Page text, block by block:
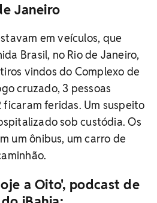
Janeiro
em veículos, que
Brasil, no Rio de Janeiro,
vindos do Complexo de
cruzado, 3 pessoas
feridas. Um suspeito
sob custódia. Os
um ônibus, um carro de
a Oito', podcast de